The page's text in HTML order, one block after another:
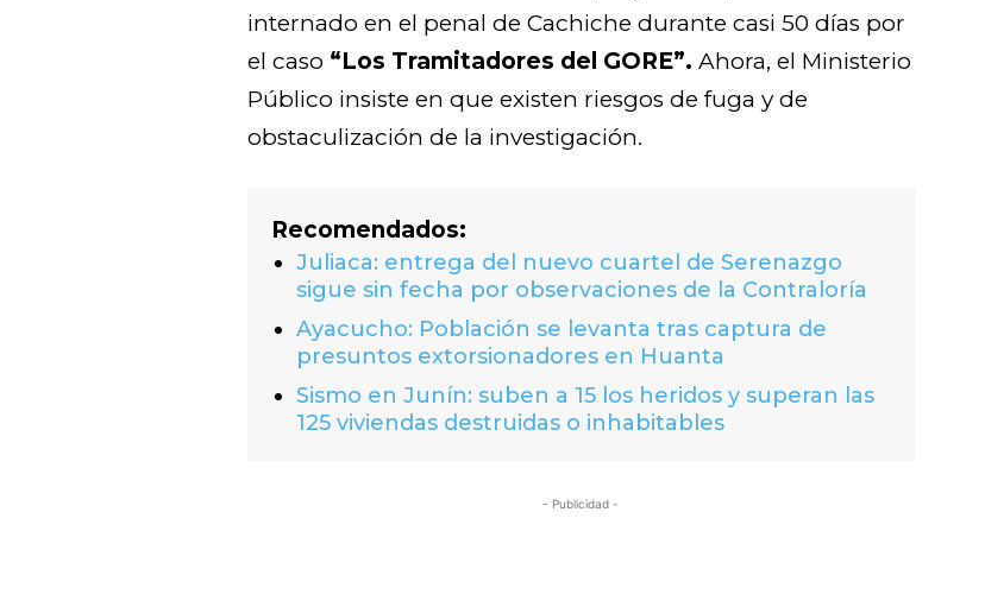
internado en el penal de Cachiche durante casi 50 días por
el caso “Los Tramitadores del GORE”. Ahora, el Ministerio
Público insiste en que existen riesgos de fuga y de
obstaculización de la investigación.
Recomendados:
Juliaca: entrega del nuevo cuartel de Serenazgo
sigue sin fecha por observaciones de la Contraloría
Ayacucho: Población se levanta tras captura de
presuntos extorsionadores en Huanta
Sismo en Junín: suben a 15 los heridos y superan las
125 viviendas destruidas o inhabitables
- Publicidad -